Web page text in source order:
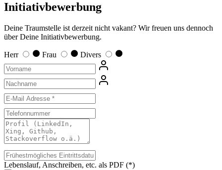
Initiativbewerbung
Deine Traumstelle ist derzeit nicht vakant? Wir freuen uns dennoch
über Deine Initiativbewerbung.
Herr Frau Divers
Lebenslauf, Anschreiben, etc. als PDF (*)